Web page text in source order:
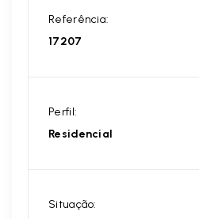
Referência:
17207
Perfil:
Residencial
Situação: